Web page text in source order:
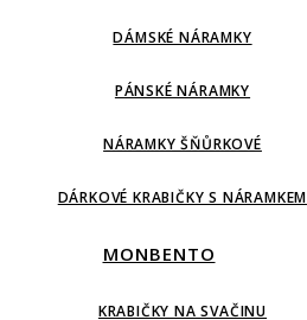
DÁMSKÉ NÁRAMKY
PÁNSKÉ NÁRAMKY
NÁRAMKY ŠŇŮRKOVÉ
DÁRKOVÉ KRABIČKY S NÁRAMKEM
MONBENTO
KRABIČKY NA SVAČINU